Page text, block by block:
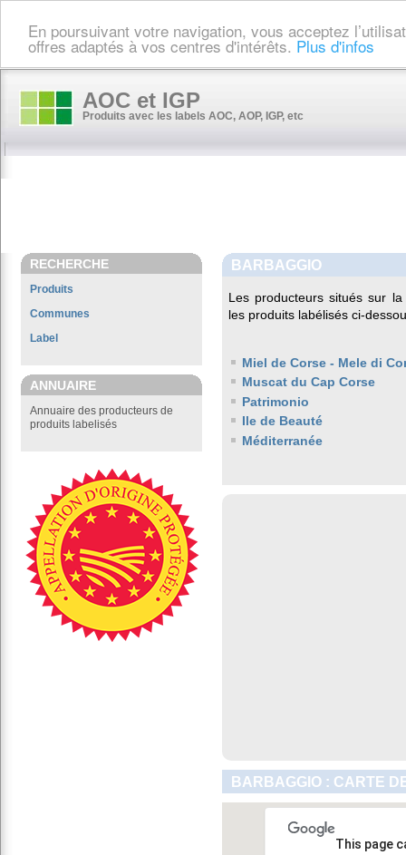
En poursuivant votre navigation, vous acceptez
offres adaptés à vos centres d'intérêts. Plus d'infos
AOC et IGP
Produits avec les labels AOC, AOP, IGP, etc
RECHERCHE
Produits
Communes
Label
ANNUAIRE
Annuaire des producteurs de
produits labelisés
BARBAGGIO
Les producteurs situés sur
les produits labélisés ci-
Miel de Corse - Mele di
Muscat du Cap Corse
Patrimonio
Ile de Beauté
Méditerranée
BARBAGGIO : CARTE
This page